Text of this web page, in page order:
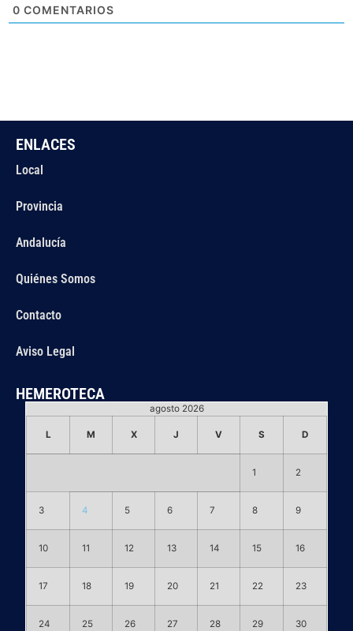
0 COMENTARIOS
ENLACES
Local
Provincia
Andalucía
Quiénes Somos
Contacto
Aviso Legal
HEMEROTECA
agosto 2026
L M X J V S D
1 2
3 4 5 6 7 8 9
10 11 12 13 14 15 16
17 18 19 20 21 22 23
24 25 26 27 28 29 30